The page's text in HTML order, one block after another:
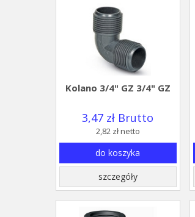
Kolano 3/4" GZ 3/4" GZ
3,47 zł Brutto
2,82 zł netto
do koszyka
szczegóły